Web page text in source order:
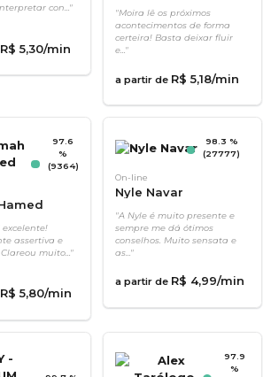
con..."
R$ 5,30/min
"Moira lê os próximos
acontecimentos de forma
certeira! Basta deixar fluir
e..."
a partir de R$ 5,18/min
97.6
%
(9364)
excelente!
assertiva e
muito..."
R$ 5,80/min
98.3 %
(27777)
On-line
Nyle Navar
"A Nyle é muito presente e
sempre me dá ótimos
conselhos. Muito sensata e
as..."
a partir de R$ 4,99/min
97.9
%